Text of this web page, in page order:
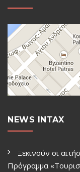
NEWS INTAX
Ξεκινούν οι
Πρόγραμμα